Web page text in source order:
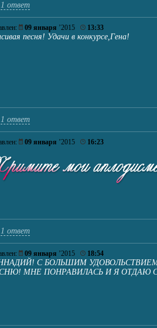
1 ответ
09 января ’2015 13:33
песня! Удачи в конкурсе,Гена!
1 ответ
09 января ’2015 16:23
1 ответ
09 января ’2015 18:54
С БОЛЬШИМ
МНЕ ПОНРАВИЛАСЬ И Я ОТДАЮ